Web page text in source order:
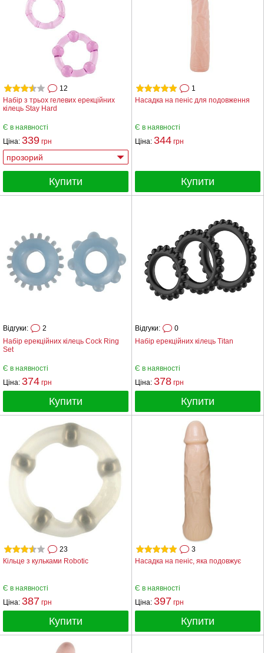
Набір з трьох гелевих ерекційних
кілець Stay Hard
12
Є в наявності
Ціна: 339 грн
Купити
Насадка на пеніс для подовження
1
Є в наявності
Ціна: 344 грн
Купити
Набір ерекційних кілець Cock Ring
Set
Відгуки: 2
Є в наявності
Ціна: 374 грн
Купити
Набір ерекційних кілець Titan
Відгуки: 0
Є в наявності
Ціна: 378 грн
Купити
Кільце з кульками Robotic
23
Є в наявності
Ціна: 387 грн
Купити
Насадка на пеніс, яка подовжує
3
Є в наявності
Ціна: 397 грн
Купити